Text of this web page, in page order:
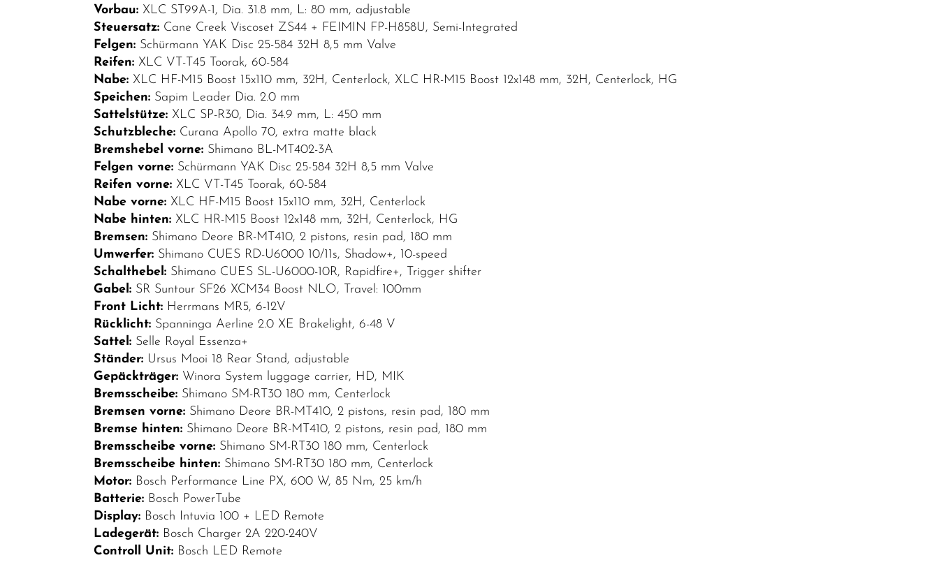
Jugendfahrräder
Mountainbikes
Vorbau: XLC ST99A-1, Dia. 31.8 mm, L: 80 mm, adjustable
Steuersatz: Cane Creek Viscoset ZS44 + FEIMIN FP-H858U, Semi-Integrated
Felgen: Schürmann YAK Disc 25-584 32H 8,5 mm Valve
Reifen: XLC VT-T45 Toorak, 60-584
Nabe: XLC HF-M15 Boost 15x110 mm, 32H, Centerlock, XLC HR-M15 Boost 12x148 mm, 32H, Centerlock, HG
Speichen: Sapim Leader Dia. 2.0 mm
Sattelstütze: XLC SP-R30, Dia. 34.9 mm, L: 450 mm
Schutzbleche: Curana Apollo 70, extra matte black
Bremshebel vorne: Shimano BL-MT402-3A
Felgen vorne: Schürmann YAK Disc 25-584 32H 8,5 mm Valve
Reifen vorne: XLC VT-T45 Toorak, 60-584
Nabe vorne: XLC HF-M15 Boost 15x110 mm, 32H, Centerlock
Nabe hinten: XLC HR-M15 Boost 12x148 mm, 32H, Centerlock, HG
Bremsen: Shimano Deore BR-MT410, 2 pistons, resin pad, 180 mm
Umwerfer: Shimano CUES RD-U6000 10/11s, Shadow+, 10-speed
Schalthebel: Shimano CUES SL-U6000-10R, Rapidfire+, Trigger shifter
Gabel: SR Suntour SF26 XCM34 Boost NLO, Travel: 100mm
Front Licht: Herrmans MR5, 6-12V
Rücklicht: Spanninga Aerline 2.0 XE Brakelight, 6-48 V
Sattel: Selle Royal Essenza+
Ständer: Ursus Mooi 18 Rear Stand, adjustable
Gepäckträger: Winora System luggage carrier, HD, MIK
Bremsscheibe: Shimano SM-RT30 180 mm, Centerlock
Bremsen vorne: Shimano Deore BR-MT410, 2 pistons, resin pad, 180 mm
Bremse hinten: Shimano Deore BR-MT410, 2 pistons, resin pad, 180 mm
Bremsscheibe vorne: Shimano SM-RT30 180 mm, Centerlock
Bremsscheibe hinten: Shimano SM-RT30 180 mm, Centerlock
Motor: Bosch Performance Line PX, 600 W, 85 Nm, 25 km/h
Batterie: Bosch PowerTube
Display: Bosch Intuvia 100 + LED Remote
Ladegerät: Bosch Charger 2A 220-240V
Controll Unit: Bosch LED Remote